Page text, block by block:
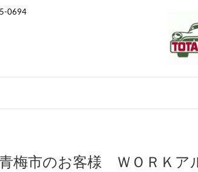
0694
梅市のお客様 ＷＯＲＫ